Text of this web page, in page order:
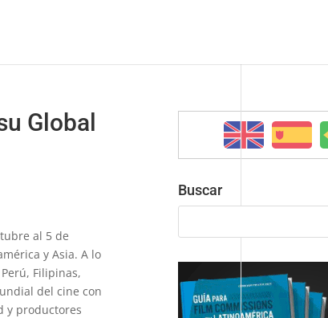
Global
al 5 de
y Asia.A lo
Filipinas,
del cine con
y productores
Buscar